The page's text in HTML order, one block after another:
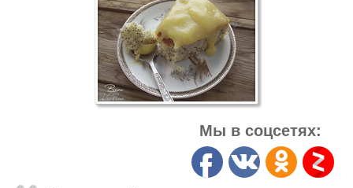
Мы в соцсетях: